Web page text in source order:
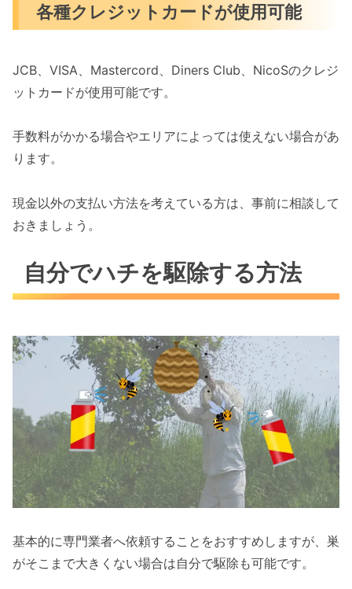
各種クレジットカードが使用可能
JCB、VISA、Mastercord、Diners Club、NicoSのクレジ
ットカードが使用可能です。
手数料がかかる場合やエリアによっては使えない場合があ
ります。
現金以外の支払い方法を考えている方は、事前に相談して
おきましょう。
自分でハチを駆除する方法
基本的に専門業者へ依頼することをおすすめしますが、巣
がそこまで大きくない場合は自分で駆除も可能です。